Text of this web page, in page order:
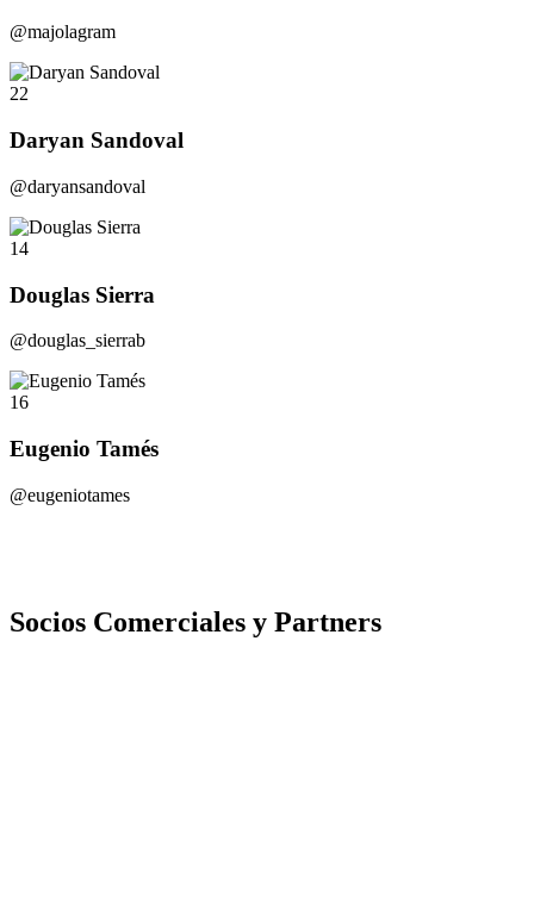
@majolagram
22
Daryan Sandoval
@daryansandoval
14
Douglas Sierra
@douglas_sierrab
16
Eugenio Tamés
@eugeniotames
Socios Comerciales y Partners